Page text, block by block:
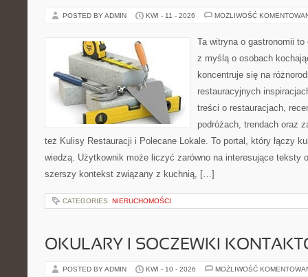
POSTED BY ADMIN KWI - 11 - 2026 MOŻLIWOŚĆ
Ta witryna o gastronomii
z myślą o osobach
koncentruje się na
restauracyjnych
treści o restauracjach,
podróżach, trendach oraz
też Kulisy Restauracji i Polecane Lokale. To portal, który łączy
wiedzą. Użytkownik może liczyć zarówno na interesujące teksty
szerszy kontekst związany z kuchnią, […]
CATEGORIES: NIERUCHOMOŚCI
OKULARY I SOCZEWKI
POSTED BY ADMIN KWI - 10 - 2026 MOŻLIWOŚĆ